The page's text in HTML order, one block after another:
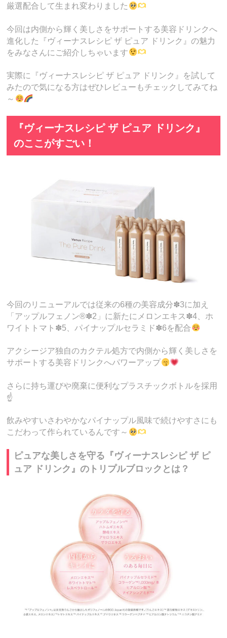
厳選配合して生まれ変わりました
今回は内側から輝く美しさをサポートする美容ドリンクへ
進化した『ヴィーナスレシピ ザ ピュア ドリンク』の魅力
をみなさんにご紹介しちゃいます
実際に『ヴィーナスレシピ ザ ピュア ドリンク』を試して
みたので気になる方はぜひレビューもチェックしてみてね
～
『ヴィーナスレシピ ザ ピュア ドリンク』
のここがすごい！
今回のリニューアルでは従来の6種の美容成分✽3に加え
「アップルフェノン®✽2」に新たにメロンエキス✽4、ホ
ワイトトマト✽5、パイナップルセラミド✽6を配合
アクシージア独自のカクテル処方で内側から輝く美しさを
サポートする美容ドリンクへパワーアップ
さらに持ち運びや廃棄に便利なプラスチックボトルを採用
☝️
飲みやすいさわやかなパイナップル風味で続けやすさにも
こだわって作られているんです～
ピュアな美しさを守る『ヴィーナスレシピ ザ ピ
ュア ドリンク』のトリプルブロックとは？